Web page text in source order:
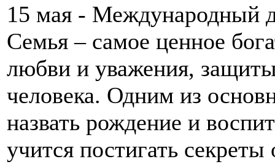
15 мая - Международный
Семья – самое ценное
любви и уважения,
человека. Одним из
назвать рождение и
учится постигать